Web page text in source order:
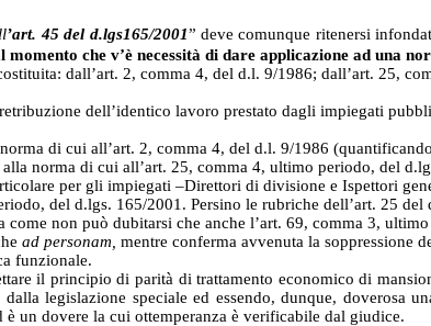
’art. 45 del d.lgs165/2001” deve comunque ritenersi
che v’è necessità di dare applicazione ad una
dall’art. 2, comma 4, del d.l. 9/1986; dall’art. 25,
dell’identico lavoro prestato dagli impiegati
di cui all’art. 2, comma 4, del d.l. 9/1986
norma di cui all’art. 25, comma 4, ultimo periodo, del
per gli impiegati –Direttori di divisione e Ispettori
del d.lgs. 165/2001. Persino le rubriche dell’art. 25
non può dubitarsi che anche l’art. 69, comma 3,
ad personam, mentre conferma avvenuta la soppressione
funzionale.
il principio di parità di trattamento economico di
legislazione speciale ed essendo, dunque,
un dovere la cui ottemperanza è verificabile dal giudice.